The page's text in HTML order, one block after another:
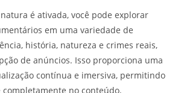
é ativada, você pode explorar
em uma variedade de
história, natureza e crimes reais,
de anúncios. Isso proporciona uma
contínua e imersiva, permitindo
no conteúdo.